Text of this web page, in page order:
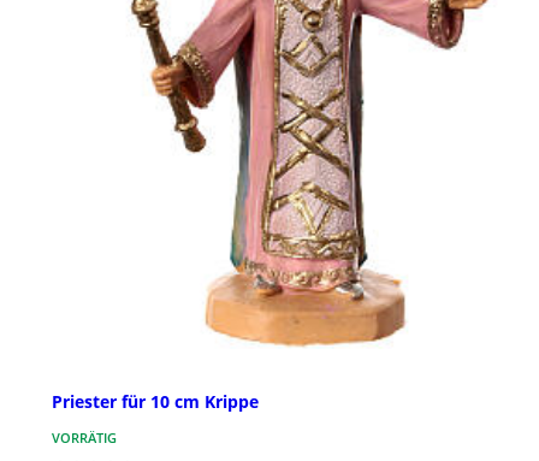
Priester für 10 cm Krippe
VORRÄTIG